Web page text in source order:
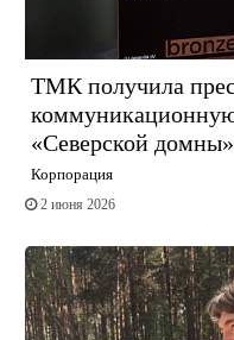
ТМК получила
«Северской домны»
Корпорация
2 июня 2026